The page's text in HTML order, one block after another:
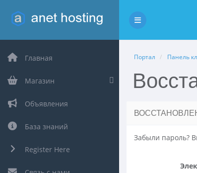
Переключить
Главная
Магазин
Объявления
База знаний
Register Here
Портал Панель
Забыли пароль?